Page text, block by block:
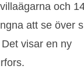
och
att se över
visar en ny